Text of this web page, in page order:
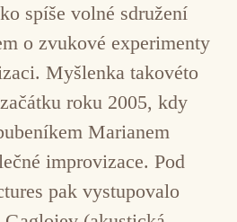
spíše volné sdružení
o zvukové experimenty
Myšlenka takovéto
roku 2005, kdy
Marianem
improvizace. Pod
pak vystupovalo